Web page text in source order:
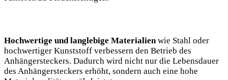
Hochwertige und langlebige Materialienwie Stahl oder
hochwertiger Kunststoff verbessern den Betrieb des
Anhängersteckers. Dadurch wird nicht nur die Lebensdauer
des Anhängersteckers erhöht, sondern auch eine hohe